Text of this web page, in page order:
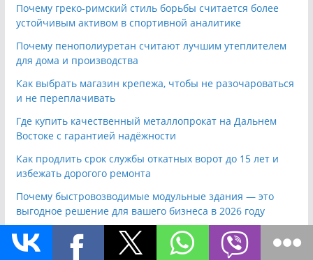
Почему греко-римский стиль борьбы считается более
устойчивым активом в спортивной аналитике
Почему пенополиуретан считают лучшим утеплителем
для дома и производства
Как выбрать магазин крепежа, чтобы не разочароваться
и не переплачивать
Где купить качественный металлопрокат на Дальнем
Востоке с гарантией надёжности
Как продлить срок службы откатных ворот до 15 лет и
избежать дорогого ремонта
Почему быстровозводимые модульные здания — это
выгодное решение для вашего бизнеса в 2026 году
Какое грузоподъемное оборудование выбрать для
вашего производства